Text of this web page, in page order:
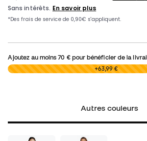
Ajoutez au moins70 €pour bénéficier de la
0,00 € +63,99 €
Autres couleurs